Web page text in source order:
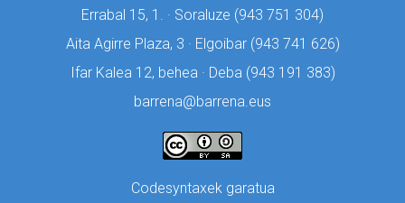
Errabal 15, 1. · Soraluze (943 751 304)
Aita Agirre Plaza, 3 · Elgoibar (943 741 626)
Ifar Kalea 12, behea · Deba (943 191 383)
barrena@barrena.eus
Codesyntaxek garatua